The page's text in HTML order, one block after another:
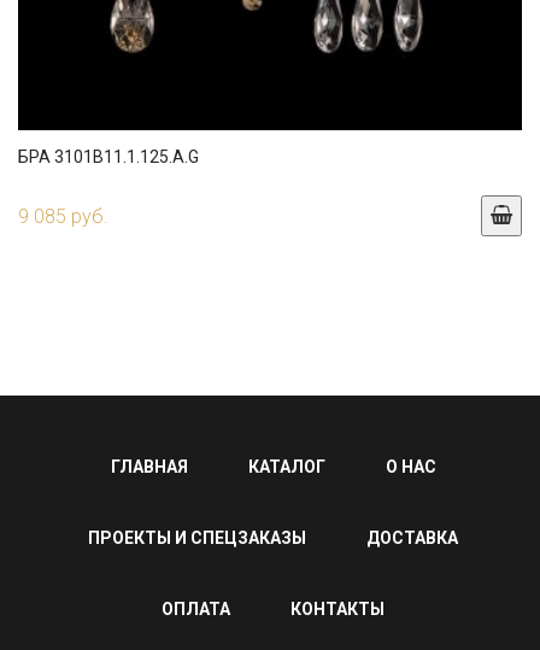
БРА 3101B11.1.125.A.G
9 085 руб.
ГЛАВНАЯ КАТАЛОГ О НАС
ПРОЕКТЫ И СПЕЦЗАКАЗЫ ДОСТАВКА
ОПЛАТА КОНТАКТЫ